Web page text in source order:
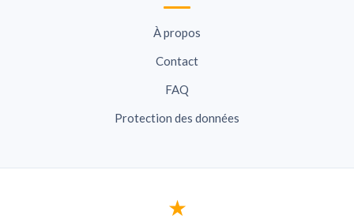
À propos
Contact
FAQ
Protection des données
★